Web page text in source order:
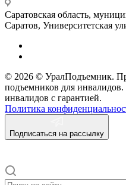
Саратовская область,
Саратов, Университетская
© 2026 © УралПодъемник.
подъемников для
инвалидов с гарантией.
Политика
Подписаться на рассылку